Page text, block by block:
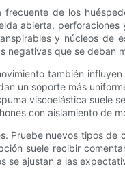
de los
abierta,
y núcleos de
que se deban
también
un soporte más
viscoelástica
con aislamiento de
Pruebe nuevos tipos
suele recibir
se ajustan a las